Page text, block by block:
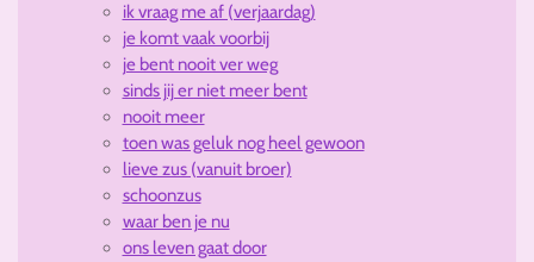
ik vraag me af (verjaardag)
je komt vaak voorbij
je bent nooit ver weg
sinds jij er niet meer bent
nooit meer
toen was geluk nog heel gewoon
lieve zus (vanuit broer)
schoonzus
waar ben je nu
ons leven gaat door